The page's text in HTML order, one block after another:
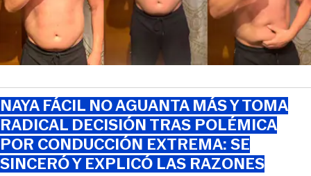
NAYA FÁCIL NO AGUANTA MÁS Y TOMA
RADICAL DECISIÓN TRAS POLÉMICA
POR CONDUCCIÓN EXTREMA: SE
SINCERÓ Y EXPLICÓ LAS RAZONES